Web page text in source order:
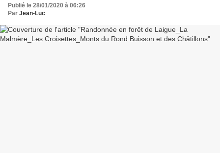
Publié le 28/01/2020 à 06:26
Par Jean-Luc